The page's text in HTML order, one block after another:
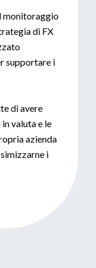
monitoraggio
di FX
supportare i
di avere
valuta e le
azienda
i